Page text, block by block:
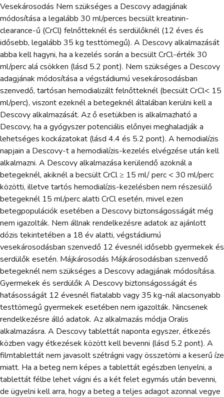
Vesekárosodás Nem szükséges a Descovy adagjának
módosítása a legalább 30 ml/perces becsült kreatinin-
clearance-ű (CrCl) felnőtteknél és serdülőknél (12 éves és
idősebb, legalább 35 kg testtömegű). A Descovy alkalmazását
abba kell hagyni, ha a kezelés során a becsült CrCl-érték 30
ml/perc alá csökken (lásd 5.2 pont). Nem szükséges a Descovy
adagjának módosítása a végstádiumú vesekárosodásban
szenvedő, tartósan hemodializált felnőtteknél (becsült CrCl< 15
ml/perc), viszont ezeknél a betegeknél általában kerülni kell a
Descovy alkalmazását. Az ő esetükben is alkalmazható a
Descovy, ha a gyógyszer potenciális előnyei meghaladják a
lehetséges kockázatokat (lásd 4.4 és 5.2 pont). A hemodialízis
napjain a Descovy-t a hemodialízis-kezelés elvégzése után kell
alkalmazni. A Descovy alkalmazása kerülendő azoknál a
betegeknél, akiknél a becsült CrCl ≥ 15 ml/ perc < 30 ml/perc
közötti, illetve tartós hemodialízis-kezelésben nem részesülő
betegeknél 15 ml/perc alatti CrCl esetén, mivel ezen
betegpopulációk esetében a Descovy biztonságosságát még
nem igazolták. Nem állnak rendelkezésre adatok az ajánlott
dózis tekintetében a 18 év alatti, végstádiumú
vesekárosodásban szenvedő 12 évesnél idősebb gyermekek és
serdülők esetén. Májkárosodás Májkárosodásban szenvedő
betegeknél nem szükséges a Descovy adagjának módosítása.
Gyermekek és serdülők A Descovy biztonságosságát és
hatásosságát 12 évesnél fiatalabb vagy 35 kg-nál alacsonyabb
testtömegű gyermekek esetében nem igazolták. Nincsenek
rendelkezésre álló adatok. Az alkalmazás módja Oralis
alkalmazásra. A Descovy tablettát naponta egyszer, étkezés
közben vagy étkezések között kell bevenni (lásd 5.2 pont). A
filmtablettát nem javasolt szétrágni vagy összetörni a keserű íze
miatt. Ha a beteg nem képes a tablettát egészben lenyelni, a
tablettát félbe lehet vágni és a két felet egymás után bevenni,
de ügyelni kell arra, hogy a beteg a teljes adagot azonnal vegye